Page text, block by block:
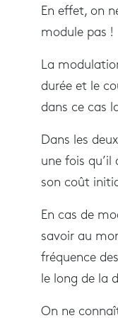
En effet, on
module pas !
La
durée et le
dans ce cas
Dans les
une fois
son coût
En cas de
savoir au
fréquence
le long de la
On ne